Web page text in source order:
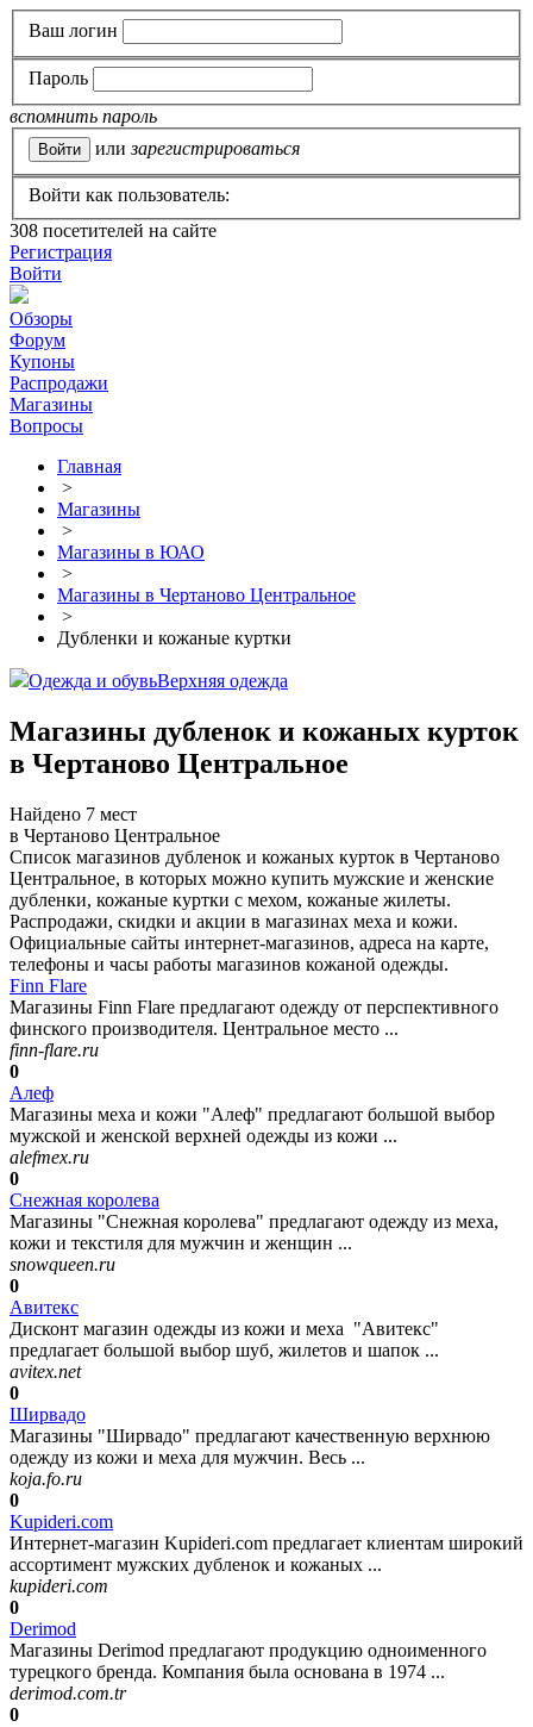
Ваш логин
Пароль
вспомнить пароль
или зарегистрироваться
Войти как пользователь:
308 посетителей на сайте
Регистрация
Войти
Обзоры
Форум
Купоны
Распродажи
Магазины
Вопросы
Главная
>
Магазины
>
Магазины в ЮАО
>
Магазины в Чертаново Центральное
>
Дубленки и кожаные куртки
Одежда и обувьВерхняя одежда
Магазины дубленок и кожаных курток
в Чертаново Центральное
Найдено 7 мест
в Чертаново Центральное
Список магазинов дубленок и кожаных курток в Чертаново
Центральное, в которых можно купить мужские и женские
дубленки, кожаные куртки с мехом, кожаные жилеты.
Распродажи, скидки и акции в магазинах меха и кожи.
Официальные сайты интернет-магазинов, адреса на карте,
телефоны и часы работы магазинов кожаной одежды.
Finn Flare
Магазины Finn Flare предлагают одежду от перспективного
финского производителя. Центральное место ...
finn-flare.ru
0
Алеф
Магазины меха и кожи "Алеф" предлагают большой выбор
мужской и женской верхней одежды из кожи ...
alefmex.ru
0
Снежная королева
Магазины "Снежная королева" предлагают одежду из меха,
кожи и текстиля для мужчин и женщин ...
snowqueen.ru
0
Авитекс
Дисконт магазин одежды из кожи и меха "Авитекс"
предлагает большой выбор шуб, жилетов и шапок ...
avitex.net
0
Ширвадо
Магазины "Ширвадо" предлагают качественную верхнюю
одежду из кожи и меха для мужчин. Весь ...
koja.fo.ru
0
Kupideri.com
Интернет-магазин Kupideri.com предлагает клиентам широкий
ассортимент мужских дубленок и кожаных ...
kupideri.com
0
Derimod
Магазины Derimod предлагают продукцию одноименного
турецкого бренда. Компания была основана в 1974 ...
derimod.com.tr
0